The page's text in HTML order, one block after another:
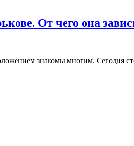
От чего она
знакомы многим. Сегодня